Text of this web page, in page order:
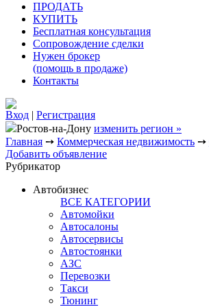
ПРОДАТЬ
КУПИТЬ
Бесплатная консультация
Сопровождение сделки
Нужен брокер
(помощь в продаже)
Контакты
Вход | Регистрация
Ростов-на-Дону изменить регион »
Главная ➙ Коммерческая недвижимость ➙
Добавить объявление
Рубрикатор
Автобизнес
ВСЕ КАТЕГОРИИ
Автомойки
Автосалоны
Автосервисы
Автостоянки
АЗС
Перевозки
Такси
Тюнинг